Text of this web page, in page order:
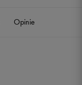
Opinie